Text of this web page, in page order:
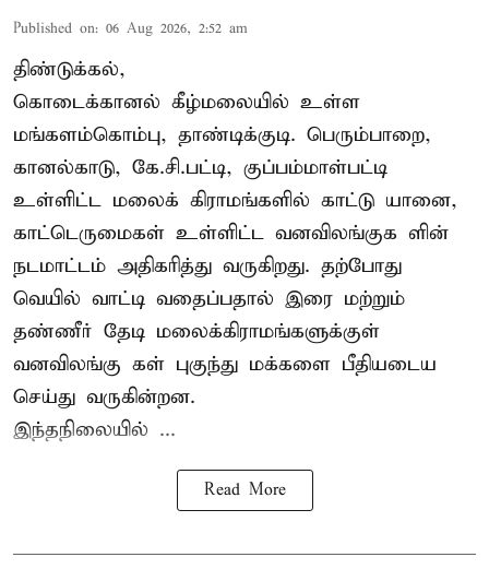
Published on: 06 Aug 2026, 2:52 am
திண்டுக்கல்,
கொடைக்கானல் கீழ்மலையில் உள்ள
மங்களம்கொம்பு, தாண்டிக்குடி. பெரும்பாறை,
கானல்காடு, கே.சி.பட்டி, குப்பம்மாள்பட்டி
உள்ளிட்ட மலைக் கிராமங்களில் காட்டு யானை,
காட்டெருமைகள் உள்ளிட்ட வனவிலங்குக ளின்
நடமாட்டம் அதிகரித்து வருகிறது. தற்போது
வெயில் வாட்டி வதைப்பதால் இரை மற்றும்
தண்ணீர் தேடி மலைக்கிராமங்களுக்குள்
வனவிலங்கு கள் புகுந்து மக்களை பீதியடைய
செய்து வருகின்றன.
இந்தநிலையில் ...
Read More